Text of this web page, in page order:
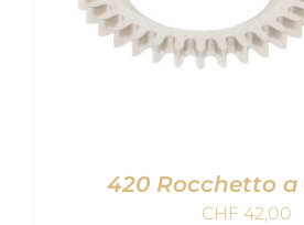
420 Rocchetto
CHF 42,00